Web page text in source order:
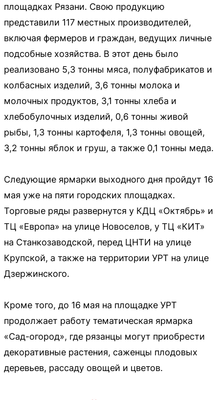
площадках Рязани. Свою продукцию
представили 117 местных производителей,
включая фермеров и граждан, ведущих личные
подсобные хозяйства. В этот день было
реализовано 5,3 тонны мяса, полуфабрикатов и
колбасных изделий, 3,6 тонны молока и
молочных продуктов, 3,1 тонны хлеба и
хлебобулочных изделий, 0,6 тонны живой
рыбы, 1,3 тонны картофеля, 1,3 тонны овощей,
3,2 тонны яблок и груш, а также 0,1 тонны меда.
Следующие ярмарки выходного дня пройдут 16
мая уже на пяти городских площадках.
Торговые ряды развернутся у КДЦ «Октябрь» и
ТЦ «Европа» на улице Новоселов, у ТЦ «КИТ»
на Станкозаводской, перед ЦНТИ на улице
Крупской, а также на территории УРТ на улице
Дзержинского.
Кроме того, до 16 мая на площадке УРТ
продолжает работу тематическая ярмарка
«Сад-огород», где рязанцы могут приобрести
декоративные растения, саженцы плодовых
деревьев, рассаду овощей и цветов.